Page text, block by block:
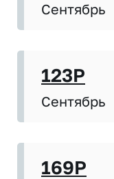
Сентябрь
123P
Сентябрь
169P